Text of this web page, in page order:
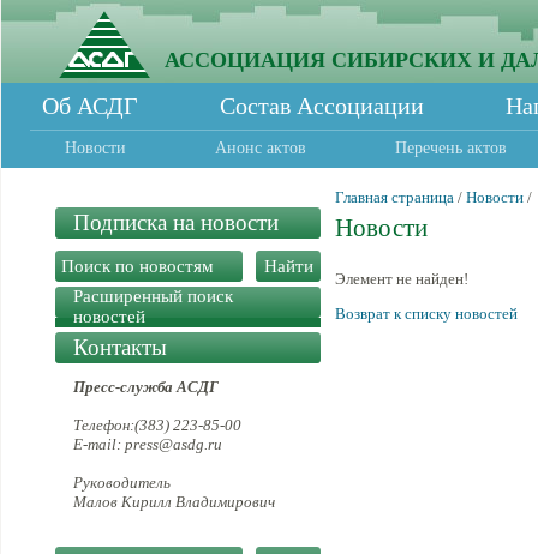
АССОЦИАЦИЯ СИБИРСКИХ И
Об АСДГ Состав Ассоциации
Новости Анонс актов Перечень актов
Подписка на новости
Расширенный поиск
новостей
Контакты
Пресс-служба АСДГ
Телефон:(383) 223-85-00
E-mail: press@asdg.ru
Руководитель
Малов Кирилл Владимирович
Главная страница / Новости /
Новости
Элемент не найден!
Возврат к списку новостей